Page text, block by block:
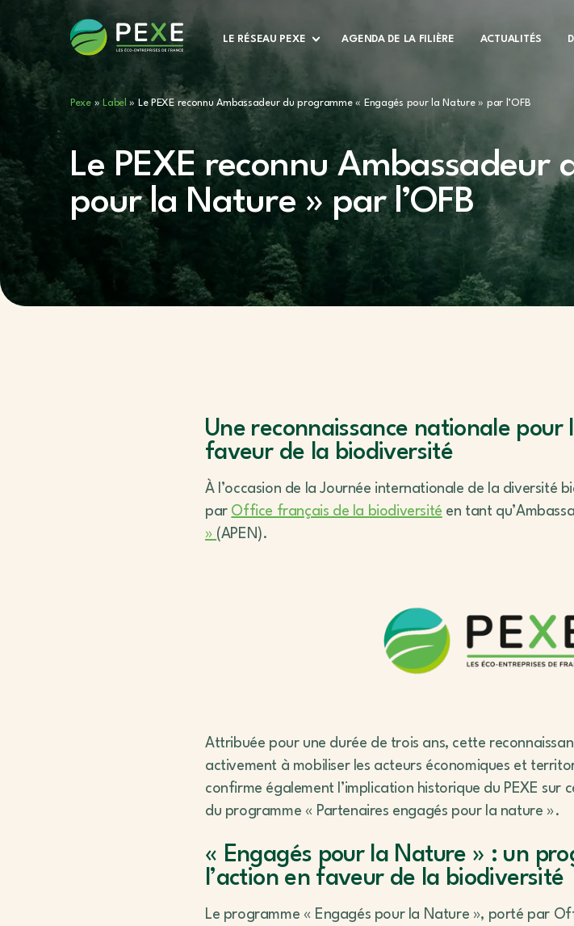
LE RÉSEAU PEXE AGENDA DE LA FILIÈRE ACTUALITÉS
Pexe» Label » Le PEXE reconnu Ambassadeur du programme « Engagés pour la Nature » par l’OFB
Le PEXE reconnu
pour la Nature » par l’OFB
Une reconnaissance nationale pour
faveur de la biodiversité
À l’occasion de la Journée internationale de la diversité
par Office français de la biodiversité en tant
» (APEN).
Attribuée pour une durée de trois ans, cette
activement à mobiliser les acteurs économiques et
confirme également l’implication historique du PEXE sur
du programme « Partenaires engagés pour la nature ».
« Engagés pour la Nature » : un
l’action en faveur de la biodiversité
Le programme « Engagés pour la Nature », porté par